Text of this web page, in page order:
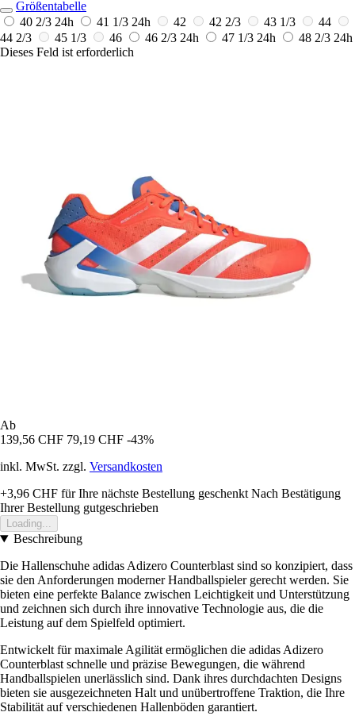
Größentabelle
40 2/3 24h 41 1/3 24h 42 42 2/3 43 1/3
44
44 2/3
45 1/3 46 46 2/3 24h 47 1/3 24h 48 2/3 24h
Dieses Feld ist erforderlich
Ab
139,56 CHF 79,19 CHF -43%
inkl. MwSt. zzgl. Versandkosten
+3,96 CHF für Ihre nächste Bestellung geschenkt Nach Bestätigung
Ihrer Bestellung gutgeschrieben
Loading...
Beschreibung
Die Hallenschuhe adidas Adizero Counterblast sind so konzipiert, dass
sie den Anforderungen moderner Handballspieler gerecht werden. Sie
bieten eine perfekte Balance zwischen Leichtigkeit und Unterstützung
und zeichnen sich durch ihre innovative Technologie aus, die die
Leistung auf dem Spielfeld optimiert.
Entwickelt für maximale Agilität ermöglichen die adidas Adizero
Counterblast schnelle und präzise Bewegungen, die während
Handballspielen unerlässlich sind. Dank ihres durchdachten Designs
bieten sie ausgezeichneten Halt und unübertroffene Traktion, die Ihre
Stabilität auf verschiedenen Hallenböden garantiert.